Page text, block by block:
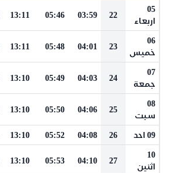
05
اربعاء
22
03:59
05:46
13:11
06
خميس
23
04:01
05:48
13:11
07
جمعة
24
04:03
05:49
13:10
08
سبت
25
04:06
05:50
13:10
09 احد 26
04:08
05:52
13:10
10
اثنين
27
04:10
05:53
13:10